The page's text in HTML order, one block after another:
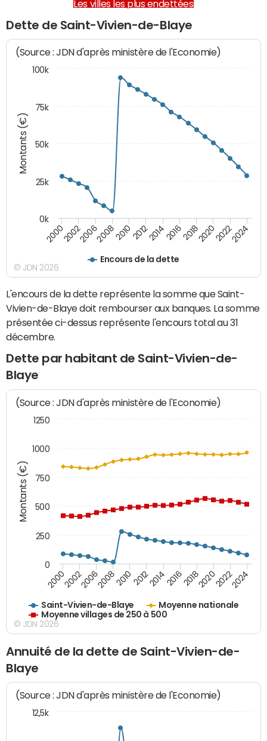
Les villes les plus endettées
Dette de Saint-Vivien-de-Blaye
Montants (€)
(Source : JDN d'après ministère de l'Economie)
Encours de la dette
200020022006200820102012201420162018202020222024
0k
25k
50k
75k
100k
© JDN 2026
L'encours de la dette représente la somme que Saint-
Vivien-de-Blaye doit rembourser aux banques. La somme
présentée ci-dessus représente l'encours total au 31
décembre.
Dette par habitant de Saint-Vivien-de-
Blaye
Montants (€)
(Source : JDN d'après ministère de l'Economie)
Saint-Vivien-de-Blaye
Moyenne nationale
Moyenne villages de 250 à 500
200020022006200820102012201420162018202020222024
0
250
500
750
1000
1250
© JDN 2026
Annuité de la dette de Saint-Vivien-de-
Blaye
(Source : JDN d'après ministère de l'Economie)
12,5k